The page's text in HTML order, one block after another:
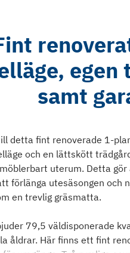
samt
detta fint renoverade 1-
och en lättskött
uterum. Detta gör
förlänga utesäsongen och
en trevlig gräsmatta.
79,5 väldisponerade
åldrar. Här finns ett fint